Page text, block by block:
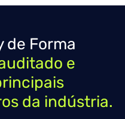
de Forma
e
da indústria.